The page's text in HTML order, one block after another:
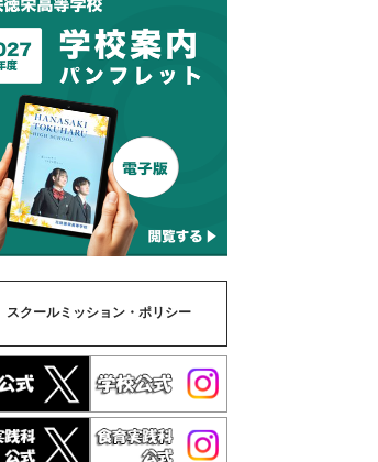
スクールミッション・ポリシー